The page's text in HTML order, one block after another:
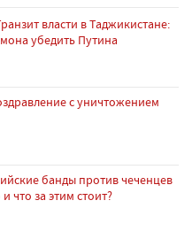
власти в Таджикистане:
убедить Путина
с уничтожением
банды против чеченцев
что за этим стоит?